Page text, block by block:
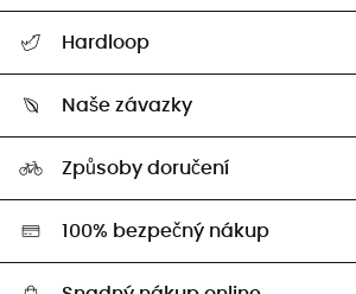
Vrácení zboží a peněz
Hardloop
Naši Ambasadoři
Naše závazky
Second hand
HardGreen
Způsoby doručení
100% bezpečný nákup